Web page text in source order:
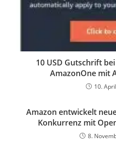
10 USD Gutschrift
AmazonOne mit
10.
Amazon entwickelt
Konkurrenz mit
8.